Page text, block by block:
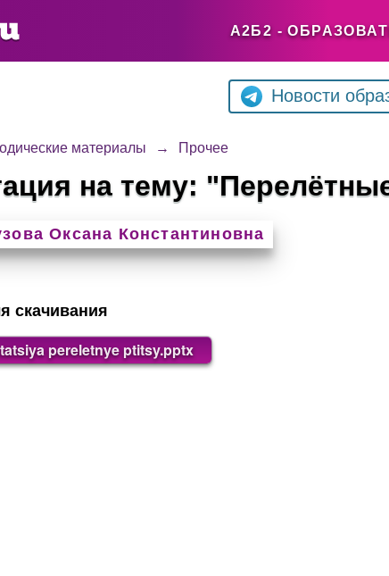
А2Б2 -
Новости
материалы → Прочее
на тему:
Оксана Константиновна
скачивания
pereletnye ptitsy.pptx